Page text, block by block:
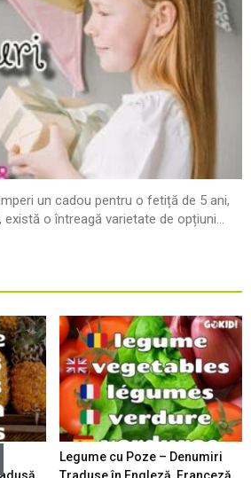
un cadou pentru o fetiță de 5 ani,
o întreagă varietate de opțiuni...
Legume cu Poze – Denumiri
Traduse în Engleză, Franceză,